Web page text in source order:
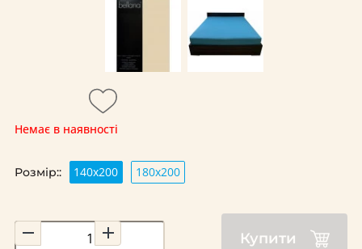
Немає в наявності
Розмір:: 140х200 180х200
Купити